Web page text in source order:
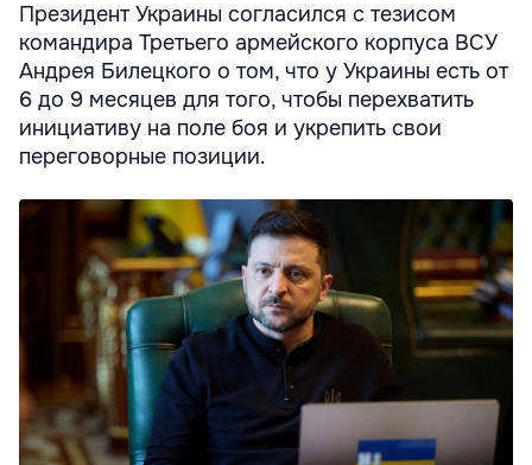
Президент Украины согласился с тезисом
командира Третьего армейского корпуса ВСУ
Андрея Билецкого о том, что у Украины есть от
6 до 9 месяцев для того, чтобы перехватить
инициативу на поле боя и укрепить свои
переговорные позиции.